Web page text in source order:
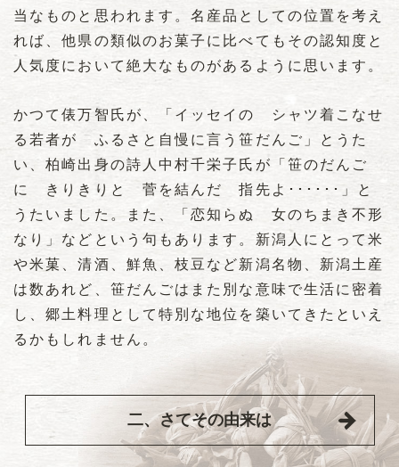
当なものと思われます。名産品としての位置を考え
れば、他県の類似のお菓子に比べてもその認知度と
人気度において絶大なものがあるように思います。
かつて俵万智氏が、「イッセイの シャツ着こなせ
る若者が ふるさと自慢に言う笹だんご」とうた
い、柏崎出身の詩人中村千栄子氏が「笹のだんご
に きりきりと 菅を結んだ 指先よ･･････」と
うたいました。また、「恋知らぬ 女のちまき不形
なり」などという句もあります。新潟人にとって米
や米菓、清酒、鮮魚、枝豆など新潟名物、新潟土産
は数あれど、笹だんごはまた別な意味で生活に密着
し、郷土料理として特別な地位を築いてきたといえ
るかもしれません。
二、さてその由来は